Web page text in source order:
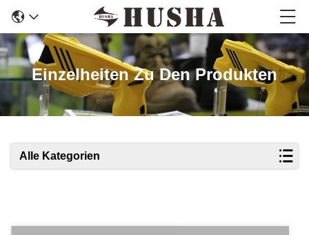
Einzelheiten Zu Den Produkten
Alle Kategorien